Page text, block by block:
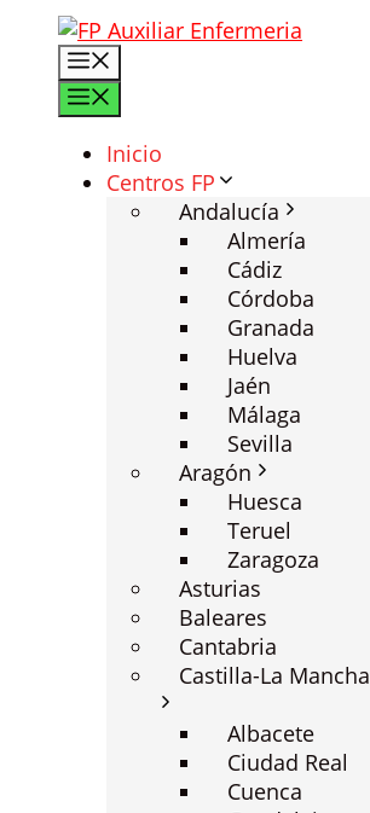
Saltar
contenido
Inicio
Centros FP
Andalucía
Almería
Cádiz
Córdoba
Granada
Huelva
Jaén
Málaga
Sevilla
Aragón
Huesca
Teruel
Zaragoza
Asturias
Baleares
Cantabria
Castilla-La Mancha
Albacete
Ciudad Real
Cuenca